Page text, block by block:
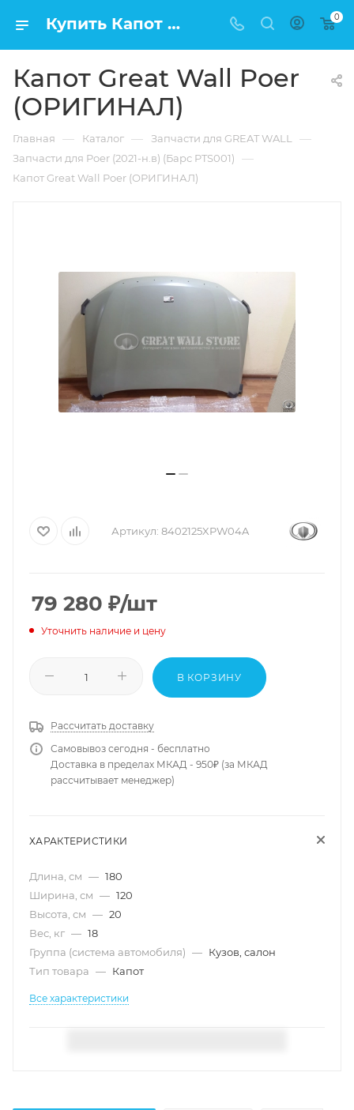
Купить Капот Great Wall Poer (ОРИГИНАЛ) в Москве по низкой цене 0
Капот Great Wall Poer
(ОРИГИНАЛ)
Главная — Каталог — Запчасти для GREAT WALL —
Запчасти для Poer (2021-н.в) (Барс PTS001) —
Капот Great Wall Poer (ОРИГИНАЛ)
Артикул: 8402125XPW04A
79 280 ₽/шт
Уточнить наличие и цену
В КОРЗИНУ
Рассчитать доставку
Самовывоз сегодня - бесплатно
Доставка в пределах МКАД - 950₽ (за МКАД
рассчитывает менеджер)
ХАРАКТЕРИСТИКИ
Длина, см — 180
Ширина, см — 120
Высота, см — 20
Вес, кг — 18
Группа (система автомобиля) — Кузов, салон
Тип товара — Капот
Все характеристики